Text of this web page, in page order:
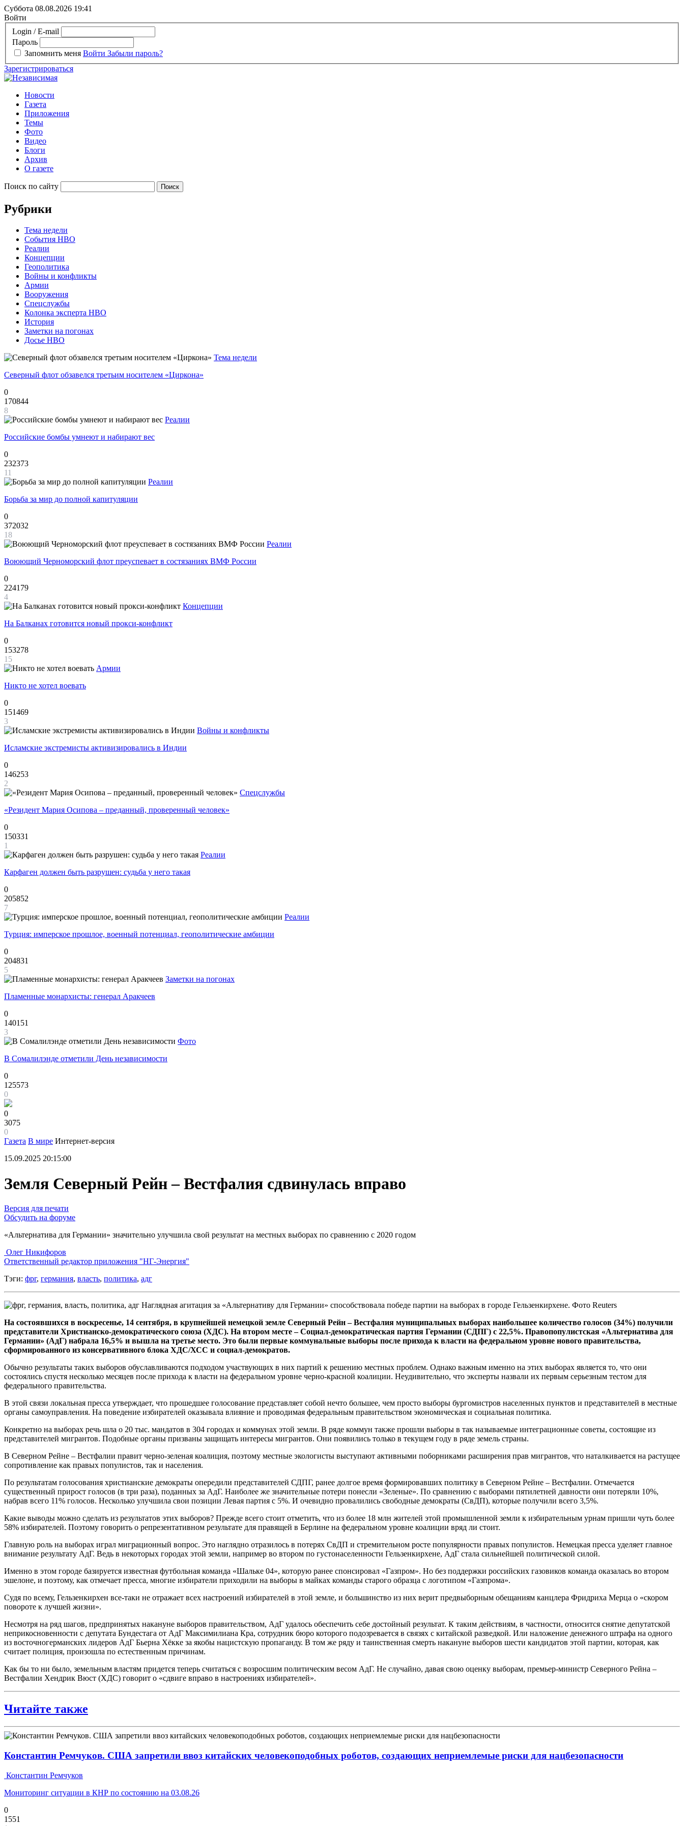
Суббота 08.08.2026 19:41
Войти
Login / E-mail
Пароль
Запомнить меня Войти Забыли пароль?
Зарегистрироваться
Новости
Газета
Приложения
Темы
Фото
Видео
Блоги
Архив
О газете
Поиск по сайту
Рубрики
Тема недели
События НВО
Реалии
Концепции
Геополитика
Войны и конфликты
Армии
Вооружения
Спецслужбы
Колонка эксперта НВО
История
Заметки на погонах
Досье НВО
Тема недели
Северный флот обзавелся третьим носителем «Циркона»
0
170844
8
Реалии
Российские бомбы умнеют и набирают вес
0
232373
11
Реалии
Борьба за мир до полной капитуляции
0
372032
18
Реалии
Воюющий Черноморский флот преуспевает в состязаниях ВМФ России
0
224179
4
Концепции
На Балканах готовится новый прокси-конфликт
0
153278
15
Армии
Никто не хотел воевать
0
151469
3
Войны и конфликты
Исламские экстремисты активизировались в Индии
0
146253
2
Спецслужбы
«Резидент Мария Осипова – преданный, проверенный человек»
0
150331
1
Реалии
Карфаген должен быть разрушен: судьба у него такая
0
205852
7
Реалии
Турция: имперское прошлое, военный потенциал, геополитические амбиции
0
204831
5
Заметки на погонах
Пламенные монархисты: генерал Аракчеев
0
140151
3
Фото
В Сомалилэнде отметили День независимости
0
125573
0
0
3075
0
Газета В мире Интернет-версия
15.09.2025 20:15:00
Земля Северный Рейн – Вестфалия сдвинулась вправо
Версия для печати
Обсудить на форуме
«Альтернатива для Германии» значительно улучшила свой результат на местных выборах по сравнению с 2020 годом
Олег Никифоров
Ответственный редактор приложения "НГ-Энергия"
Тэги: фрг, германия, власть, политика, адг
Наглядная агитация за «Альтернативу для Германии» способствовала победе партии на выборах в городе Гельзенкирхене. Фото Reuters
На состоявшихся в воскресенье, 14 сентября, в крупнейшей немецкой земле Северный Рейн – Вестфалия муниципальных выборах наибольшее количество голосов (34%) получили
представители Христианско-демократического союза (ХДС). На втором месте – Социал-демократическая партия Германии (СДПГ) с 22,5%. Правопопулистская «Альтернатива для
Германии» (АдГ) набрала 16,5% и вышла на третье место. Это были первые коммунальные выборы после прихода к власти на федеральном уровне нового правительства,
сформированного из консервативного блока ХДС/ХСС и социал-демократов.
Обычно результаты таких выборов обуславливаются подходом участвующих в них партий к решению местных проблем. Однако важным именно на этих выборах является то, что они
состоялись спустя несколько месяцев после прихода к власти на федеральном уровне черно-красной коалиции. Неудивительно, что эксперты назвали их первым серьезным тестом для
федерального правительства.
В этой связи локальная пресса утверждает, что прошедшее голосование представляет собой нечто большее, чем просто выборы бургомистров населенных пунктов и представителей в местные
органы самоуправления. На поведение избирателей оказывала влияние и проводимая федеральным правительством экономическая и социальная политика.
Конкретно на выборах речь шла о 20 тыс. мандатов в 304 городах и коммунах этой земли. В ряде коммун также прошли выборы в так называемые интеграционные советы, состоящие из
представителей мигрантов. Подобные органы призваны защищать интересы мигрантов. Они появились только в текущем году в ряде земель страны.
В Северном Рейне – Вестфалии правит черно-зеленая коалиция, поэтому местные экологисты выступают активными поборниками расширения прав мигрантов, что наталкивается на растущее
сопротивление как правых популистов, так и населения.
По результатам голосования христианские демократы опередили представителей СДПГ, ранее долгое время формировавших политику в Северном Рейне – Вестфалии. Отмечается
существенный прирост голосов (в три раза), поданных за АдГ. Наиболее же значительные потери понесли «Зеленые». По сравнению с выборами пятилетней давности они потеряли 10%,
набрав всего 11% голосов. Несколько улучшила свои позиции Левая партия с 5%. И очевидно провалились свободные демократы (СвДП), которые получили всего 3,5%.
Какие выводы можно сделать из результатов этих выборов? Прежде всего стоит отметить, что из более 18 млн жителей этой промышленной земли к избирательным урнам пришли чуть более
58% избирателей. Поэтому говорить о репрезентативном результате для правящей в Берлине на федеральном уровне коалиции вряд ли стоит.
Главную роль на выборах играл миграционный вопрос. Это наглядно отразилось в потерях СвДП и стремительном росте популярности правых популистов. Немецкая пресса уделяет главное
внимание результату АдГ. Ведь в некоторых городах этой земли, например во втором по густонаселенности Гельзенкирхене, АдГ стала сильнейшей политической силой.
Именно в этом городе базируется известная футбольная команда «Шальке 04», которую ранее спонсировал «Газпром». Но без поддержки российских газовиков команда оказалась во втором
эшелоне, и поэтому, как отмечает пресса, многие избиратели приходили на выборы в майках команды старого образца с логотипом «Газпрома».
Судя по всему, Гельзенкирхен все-таки не отражает всех настроений избирателей в этой земле, и большинство из них верит предвыборным обещаниям канцлера Фридриха Мерца о «скором
повороте к лучшей жизни».
Несмотря на ряд шагов, предпринятых накануне выборов правительством, АдГ удалось обеспечить себе достойный результат. К таким действиям, в частности, относится снятие депутатской
неприкосновенности с депутата Бундестага от АдГ Максимилиана Кра, сотрудник бюро которого подозревается в связях с китайской разведкой. Или наложение денежного штрафа на одного
из восточногерманских лидеров АдГ Бьерна Хёкке за якобы нацистскую пропаганду. В том же ряду и таинственная смерть накануне выборов шести кандидатов этой партии, которая, как
считает полиция, произошла по естественным причинам.
Как бы то ни было, земельным властям придется теперь считаться с возросшим политическим весом АдГ. Не случайно, давая свою оценку выборам, премьер-министр Северного Рейна –
Вестфалии Хендрик Вюст (ХДС) говорит о «сдвиге вправо в настроениях избирателей».
Читайте также
Константин Ремчуков. США запретили ввоз китайских человекоподобных роботов, создающих неприемлемые риски для нацбезопасности
Константин Ремчуков
Мониторинг ситуации в КНР по состоянию на 03.08.26
0
1551